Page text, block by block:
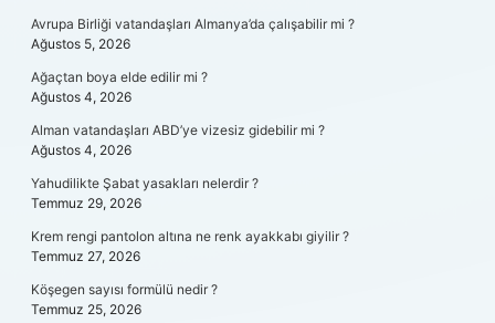
Avrupa Birliği vatandaşları Almanya’da çalışabilir mi ?
Ağustos 5, 2026
Ağaçtan boya elde edilir mi ?
Ağustos 4, 2026
Alman vatandaşları ABD’ye vizesiz gidebilir mi ?
Ağustos 4, 2026
Yahudilikte Şabat yasakları nelerdir ?
Temmuz 29, 2026
Krem rengi pantolon altına ne renk ayakkabı giyilir ?
Temmuz 27, 2026
Köşegen sayısı formülü nedir ?
Temmuz 25, 2026